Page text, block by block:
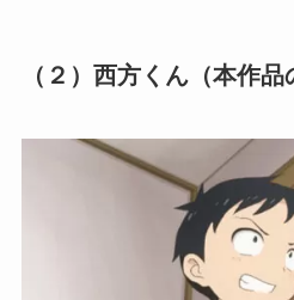
（２）西方くん（本作品